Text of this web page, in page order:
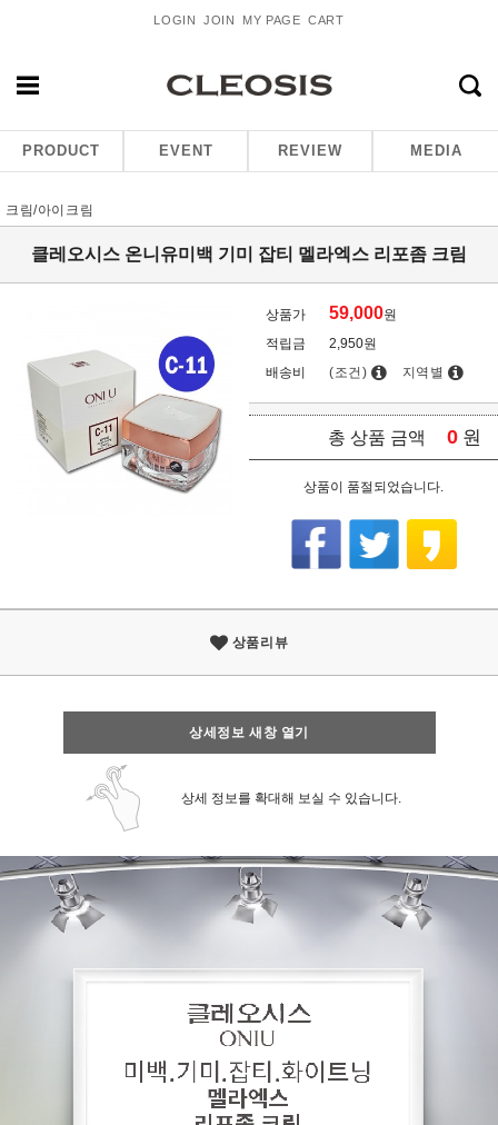
LOGIN JOIN MY PAGE CART
PRODUCT EVENT REVIEW MEDIA
크림/아이크림
클레오시스 온니유미백 기미 잡티 멜라엑스 리포좀 크림
상품가 59,000원
적립금
2,950원
배송비
(조건) 지역별
총 상품 금액 0 원
상품이 품절되었습니다.
상품리뷰
상세정보 새창 열기
상세 정보를 확대해 보실 수 있습니다.